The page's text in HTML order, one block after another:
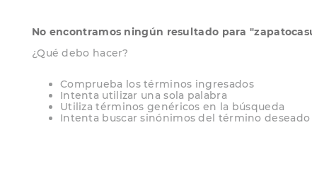
No encontramos ningún resultado para "
¿Qué debo hacer?
Comprueba los términos ingresados
Intenta utilizar una sola palabra
Utiliza términos genéricos en la búsqueda
Intenta buscar sinónimos del término deseado